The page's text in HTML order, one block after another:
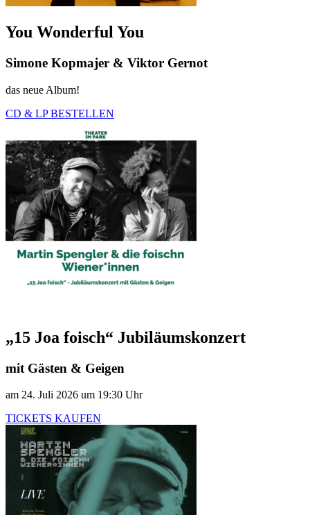
You Wonderful You
Simone Kopmajer & Viktor Gernot
das neue Album!
CD & LP BESTELLEN
„15 Joa foisch“ Jubiläumskonzert
mit Gästen & Geigen
am 24. Juli 2026 um 19:30 Uhr
TICKETS KAUFEN